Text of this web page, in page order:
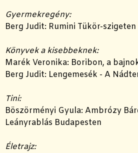
Gyermekregény:
Berg Judit: Rumini Tükör-szigeten
Könyvek a kisebbeknek:
Marék Veronika: Boribon, a
Berg Judit: Lengemesék - A
Tini:
Böszörményi Gyula: Ambrózy
Leányrablás Budapesten
Életrajz: